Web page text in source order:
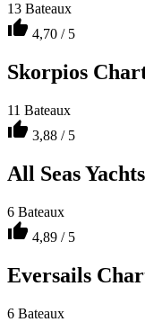
13 Bateaux
thumb_up 4,70 / 5
Skorpios
11 Bateaux
thumb_up 3,88 / 5
All Seas Yachts
6 Bateaux
thumb_up 4,89 / 5
Eversails
6 Bateaux